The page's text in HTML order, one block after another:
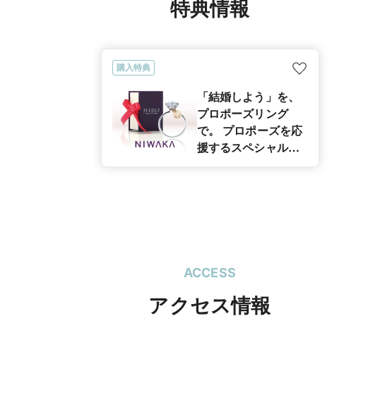
特典情報
購入特典
「結婚しよう」を、
プロポーズリング
で。 プロポーズを応
援するスペシャルリ
ACCESS
アクセス情報